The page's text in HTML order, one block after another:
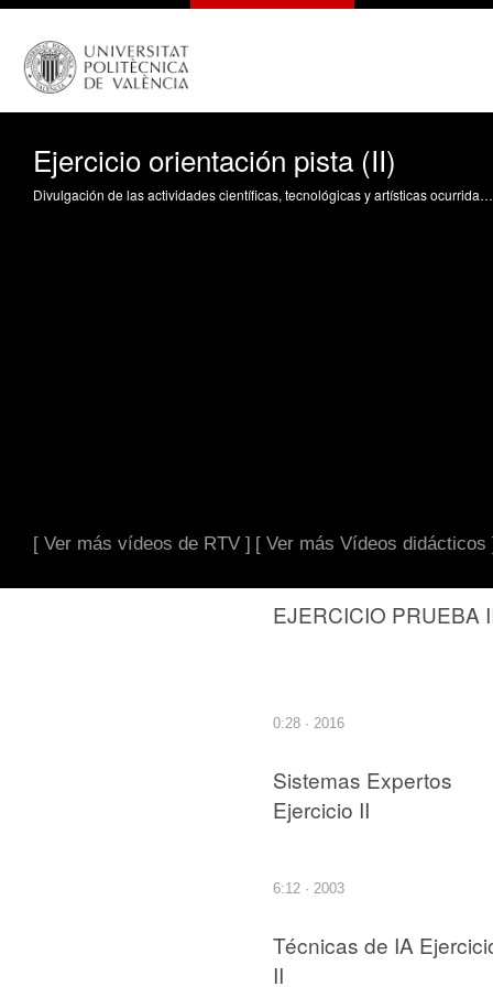
Ejercicio orientación pista (II)
Divulgación de las actividades científicas, tecnológicas y artísticas ocurridas en los tres campus de la UPV
[ Ver más vídeos de RTV ] [ Ver más Vídeos didácticos
EJERCICIO PRUEBA
0:28 · 2016
Sistemas Expertos
Ejercicio II
6:12 · 2003
Técnicas de IA
II